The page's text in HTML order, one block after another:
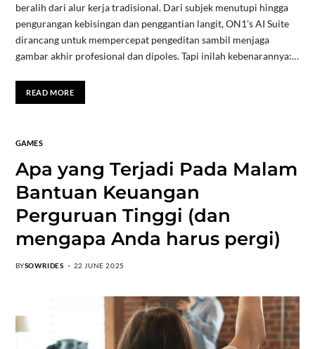
beralih dari alur kerja tradisional. Dari subjek menutupi hingga
pengurangan kebisingan dan penggantian langit, ON1’s AI Suite
dirancang untuk mempercepat pengeditan sambil menjaga
gambar akhir profesional dan dipoles. Tapi inilah kebenarannya:…
READ MORE
GAMES
Apa yang Terjadi Pada Malam
Bantuan Keuangan
Perguruan Tinggi (dan
mengapa Anda harus pergi)
BYSOWRIDES 22 JUNE 2025